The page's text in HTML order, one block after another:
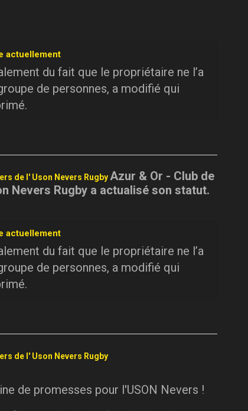
actuellement
du fait que le propriétaire ne l’a
de personnes, a modifié qui
de l' Uson Nevers RugbyAzur & Or - Club de
Nevers Rugby a actualisé son statut.
actuellement
du fait que le propriétaire ne l’a
de personnes, a modifié qui
de l' Uson Nevers Rugby
de promesses pour l'USON Nevers !